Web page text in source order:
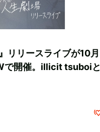
リリースライブが10月
で開催。illicit tsuboiと